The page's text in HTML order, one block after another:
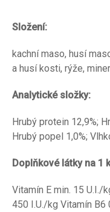
Složení:
kachní maso, husí
a husí kosti, rýže,
Analytické složky:
Hrubý protein 12,9%;
Hrubý popel 1,0%;
Doplňkové látky na 1
Vitamín E min. 15 U.I./
450 I.U./kg Vitamín